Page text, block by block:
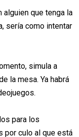
alguien que tenga la
sería como intentar
simula a
la mesa. Ya habrá
para los
por culo al que está